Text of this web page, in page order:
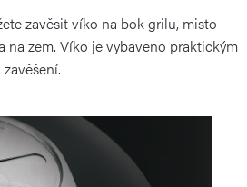
zavěsit víko na bok grilu, misto
na zem. Víko je vybaveno praktickým